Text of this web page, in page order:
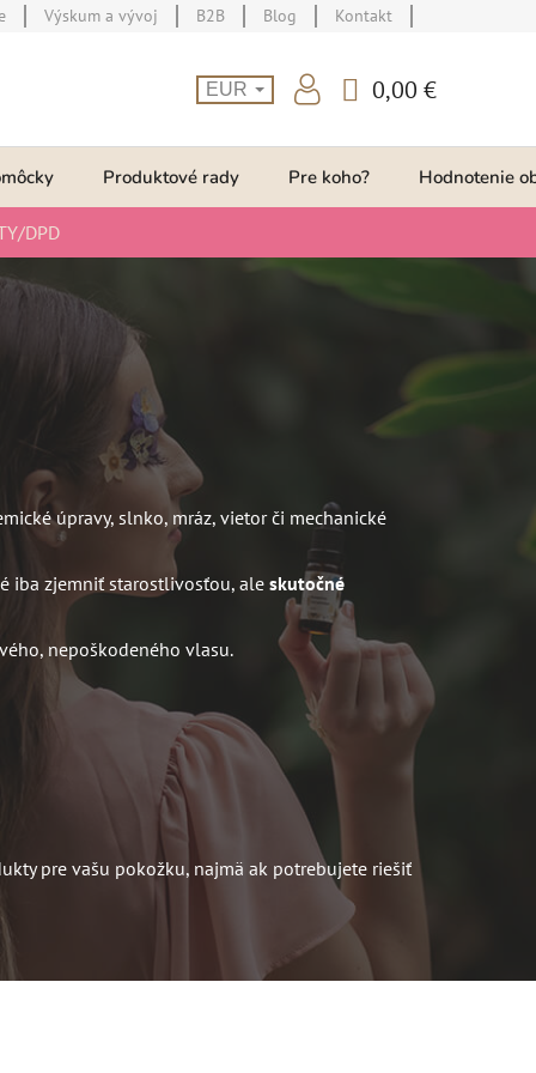
Výskum a vývoj B2B Blog Kontakt
EUR
KOŠÍK
0,00 €
Produktové rady Pre koho? Hodnotenie
DPD
úpravy, slnko, mráz, vietor či mechanické
iba zjemniť starostlivosťou, ale skutočné
nepoškodeného vlasu.
pre vašu pokožku, najmä ak potrebujete riešiť